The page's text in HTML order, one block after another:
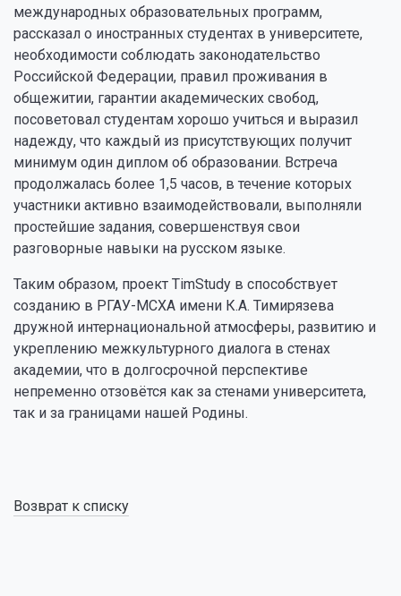
международных образовательных программ,
рассказал о иностранных студентах в университете,
необходимости соблюдать законодательство
Российской Федерации, правил проживания в
общежитии, гарантии академических свобод,
посоветовал студентам хорошо учиться и выразил
надежду, что каждый из присутствующих получит
минимум один диплом об образовании. Встреча
продолжалась более 1,5 часов, в течение которых
участники активно взаимодействовали, выполняли
простейшие задания, совершенствуя свои
разговорные навыки на русском языке.
Таким образом, проект TimStudy в способствует
созданию в РГАУ-МСХА имени К.А. Тимирязева
дружной интернациональной атмосферы, развитию и
укреплению межкультурного диалога в стенах
академии, что в долгосрочной перспективе
непременно отзовётся как за стенами университета,
так и за границами нашей Родины.
Возврат к списку